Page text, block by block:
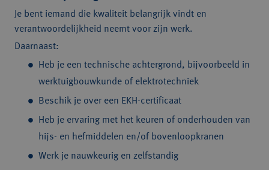
Je bent iemand die kwaliteit belangrijk vindt en
verantwoordelijkheid neemt voor zijn werk.
Daarnaast:
Heb je een technische achtergrond, bijvoorbeeld in
werktuigbouwkunde of elektrotechniek
Beschik je over een EKH-certificaat
Heb je ervaring met het keuren of onderhouden van
hijs- en hefmiddelen en/of bovenloopkranen
Werk je nauwkeurig en zelfstandig